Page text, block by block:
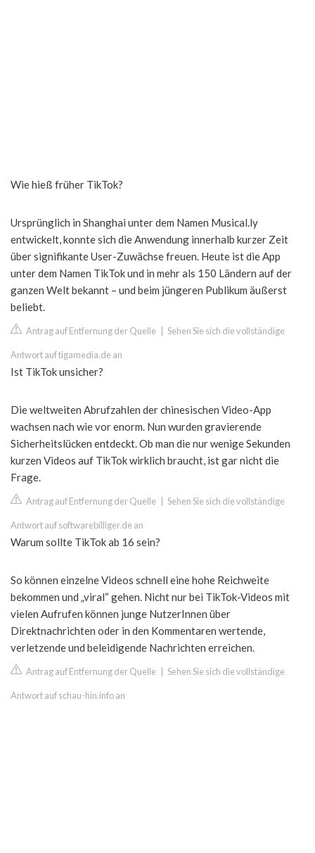
Wie hieß früher TikTok?
Ursprünglich in Shanghai unter dem Namen Musical.ly
entwickelt, konnte sich die Anwendung innerhalb kurzer Zeit
über signifikante User-Zuwächse freuen. Heute ist die App
unter dem Namen TikTok und in mehr als 150 Ländern auf der
ganzen Welt bekannt – und beim jüngeren Publikum äußerst
beliebt.
Antrag auf Entfernung der Quelle Sehen Sie sich die vollständige
Antwort auf tigamedia.de an
Ist TikTok unsicher?
Die weltweiten Abrufzahlen der chinesischen Video-App
wachsen nach wie vor enorm. Nun wurden gravierende
Sicherheitslücken entdeckt. Ob man die nur wenige Sekunden
kurzen Videos auf TikTok wirklich braucht, ist gar nicht die
Frage.
Antrag auf Entfernung der Quelle Sehen Sie sich die vollständige
Antwort auf softwarebilliger.de an
Warum sollte TikTok ab 16 sein?
So können einzelne Videos schnell eine hohe Reichweite
bekommen und „viral“ gehen. Nicht nur bei TikTok-Videos mit
vielen Aufrufen können junge NutzerInnen über
Direktnachrichten oder in den Kommentaren wertende,
verletzende und beleidigende Nachrichten erreichen.
Antrag auf Entfernung der Quelle Sehen Sie sich die vollständige
Antwort auf schau-hin.info an